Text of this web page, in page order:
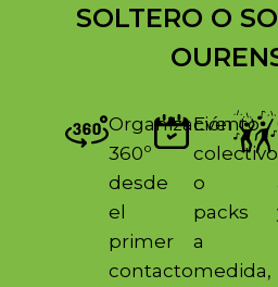
SOLTERO O
Organización
360º
desde
el
primer
contacto
Evento
colectivo
o
packs
a
medida,